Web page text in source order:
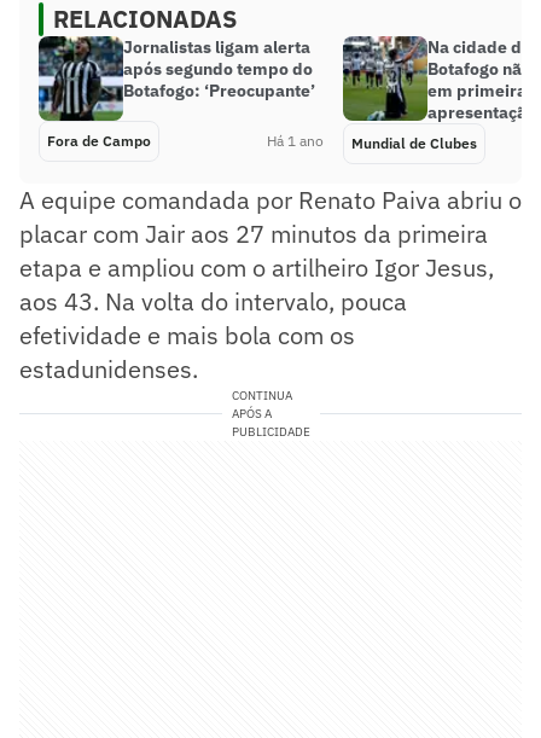
RELACIONADAS
Jornalistas ligam alerta
após segundo tempo do
Botafogo: ‘Preocupante’
Fora de Campo Há 1 ano
Na cidade do
Botafogo não
em primeira
apresentação
Mundial de Clubes
A equipe comandada por Renato Paiva abriu o
placar com Jair aos 27 minutos da primeira
etapa e ampliou com o artilheiro Igor Jesus,
aos 43. Na volta do intervalo, pouca
efetividade e mais bola com os
estadunidenses.
CONTINUA
APÓS A
PUBLICIDADE